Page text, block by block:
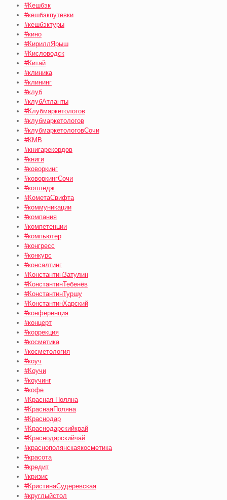
#Кешбэк
#кешбэкпутевки
#кешбэктуры
#кино
#КириллЯрыш
#Кисловодск
#Китай
#клиника
#клининг
#клуб
#клубАтланты
#Клубмаркетологов
#клубмаркетологов
#клубмаркетологовСочи
#КМВ
#книгарекордов
#книги
#коворкинг
#коворкингСочи
#колледж
#КометаСвифта
#коммуникации
#компания
#компетенции
#компьютер
#конгресс
#конкурс
#консалтинг
#КонстантинЗатулин
#КонстантинТебенёв
#КонстантинТуршу
#КонстантинХарский
#конференция
#концерт
#коррекция
#косметика
#косметология
#коуч
#Коучи
#коучинг
#кофе
#Красная Поляна
#КраснаяПоляна
#Краснодар
#Краснодарскийкрай
#Краснодарскийчай
#краснополянскаякосметика
#красота
#кредит
#кризис
#КристинаСудеревская
#круглыйстол